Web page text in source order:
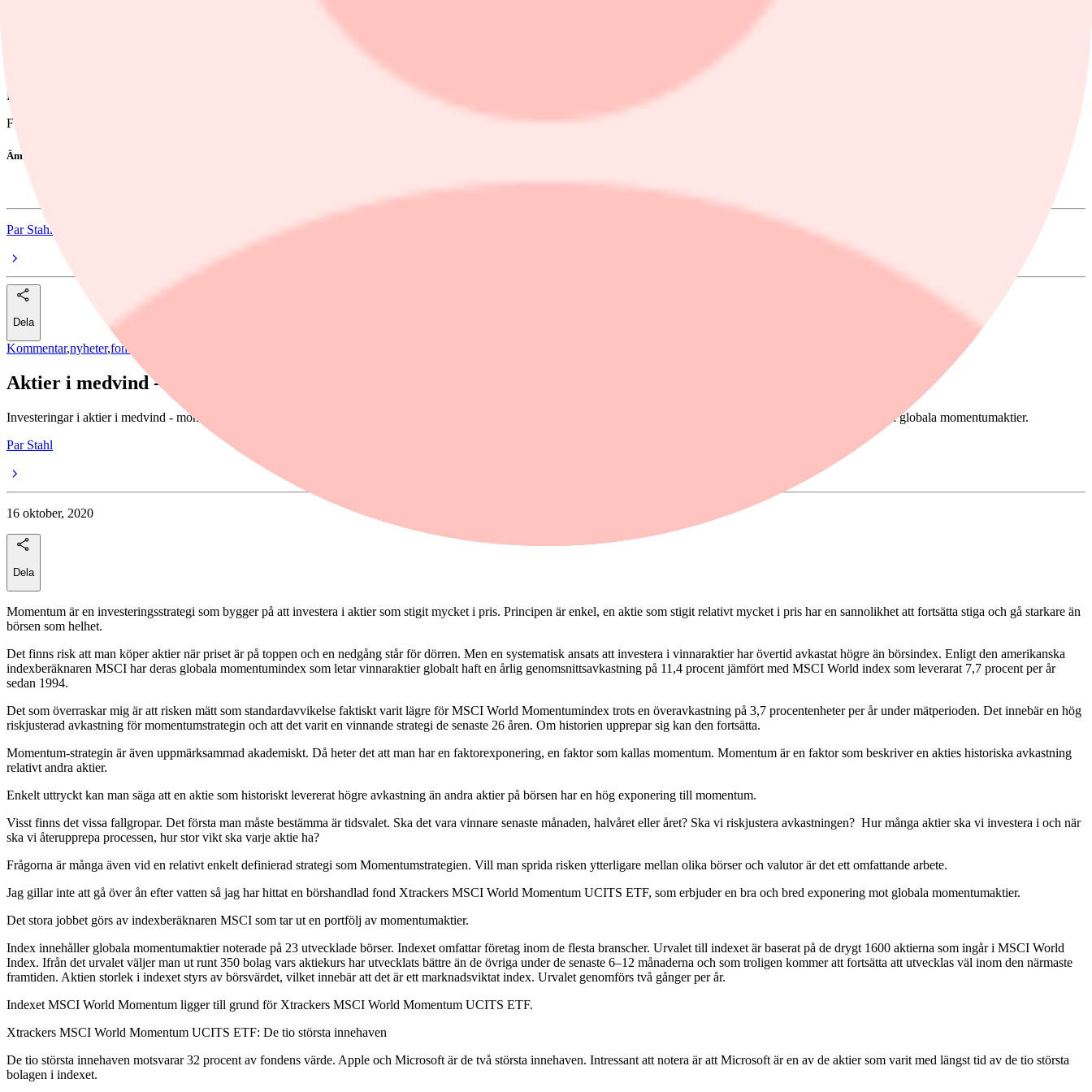
Vill du ha koll på vad som händer på fondmarknaden. Prenumerera på mitt nyhetsbrev som kommer en gång i månaden och är helt gratis. Här lägger du upp din kostnadsfria prenumeration på nyhetsbrevet.
Följ mig gärna på Twitter
Följ Placera på Facebook , LinkedIn, Twitter, YouTube och Soundcloud
Ämnen i artikeln
fonder
Par Stahl
Dela
Kommentar,nyheter,fonder
Aktier i medvind - en vinnande strategi
Investeringar i aktier i medvind - momentumaktier - har varit en vinnande strategi över tid, trots att det inte är riskfritt. Placera har hittat en spännande investering som satsar på globala momentumaktier.
Par Stahl
16 oktober, 2020
Dela
Momentum är en investeringsstrategi som bygger på att investera i aktier som stigit mycket i pris. Principen är enkel, en aktie som stigit relativt mycket i pris har en sannolikhet att fortsätta stiga och gå starkare än
börsen som helhet.
Det finns risk att man köper aktier när priset är på toppen och en nedgång står för dörren. Men en systematisk ansats att investera i vinnaraktier har övertid avkastat högre än börsindex. Enligt den amerikanska
indexberäknaren MSCI har deras globala momentumindex som letar vinnaraktier globalt haft en årlig genomsnittsavkastning på 11,4 procent jämfört med MSCI World index som leverarat 7,7 procent per år
sedan 1994.
Det som överraskar mig är att risken mätt som standardavvikelse faktiskt varit lägre för MSCI World Momentumindex trots en överavkastning på 3,7 procentenheter per år under mätperioden. Det innebär en hög
riskjusterad avkastning för momentumstrategin och att det varit en vinnande strategi de senaste 26 åren. Om historien upprepar sig kan den fortsätta.
Momentum-strategin är även uppmärksammad akademiskt. Då heter det att man har en faktorexponering, en faktor som kallas momentum. Momentum är en faktor som beskriver en akties historiska avkastning
relativt andra aktier.
Enkelt uttryckt kan man säga att en aktie som historiskt levererat högre avkastning än andra aktier på börsen har en hög exponering till momentum.
Visst finns det vissa fallgropar. Det första man måste bestämma är tidsvalet. Ska det vara vinnare senaste månaden, halvåret eller året? Ska vi riskjustera avkastningen? Hur många aktier ska vi investera i och när
ska vi återupprepa processen, hur stor vikt ska varje aktie ha?
Frågorna är många även vid en relativt enkelt definierad strategi som Momentumstrategien. Vill man sprida risken ytterligare mellan olika börser och valutor är det ett omfattande arbete.
Jag gillar inte att gå över ån efter vatten så jag har hittat en börshandlad fond Xtrackers MSCI World Momentum UCITS ETF, som erbjuder en bra och bred exponering mot globala momentumaktier.
Det stora jobbet görs av indexberäknaren MSCI som tar ut en portfölj av momentumaktier.
Index innehåller globala momentumaktier noterade på 23 utvecklade börser. Indexet omfattar företag inom de flesta branscher. Urvalet till indexet är baserat på de drygt 1600 aktierna som ingår i MSCI World
Index. Ifrån det urvalet väljer man ut runt 350 bolag vars aktiekurs har utvecklats bättre än de övriga under de senaste 6–12 månaderna och som troligen kommer att fortsätta att utvecklas väl inom den närmaste
framtiden. Aktien storlek i indexet styrs av börsvärdet, vilket innebär att det är ett marknadsviktat index. Urvalet genomförs två gånger per år.
Indexet MSCI World Momentum ligger till grund för Xtrackers MSCI World Momentum UCITS ETF.
Xtrackers MSCI World Momentum UCITS ETF: De tio största innehaven
De tio största innehaven motsvarar 32 procent av fondens värde. Apple och Microsoft är de två största innehaven. Intressant att notera är att Microsoft är en av de aktier som varit med längst tid av de tio största
bolagen i indexet.